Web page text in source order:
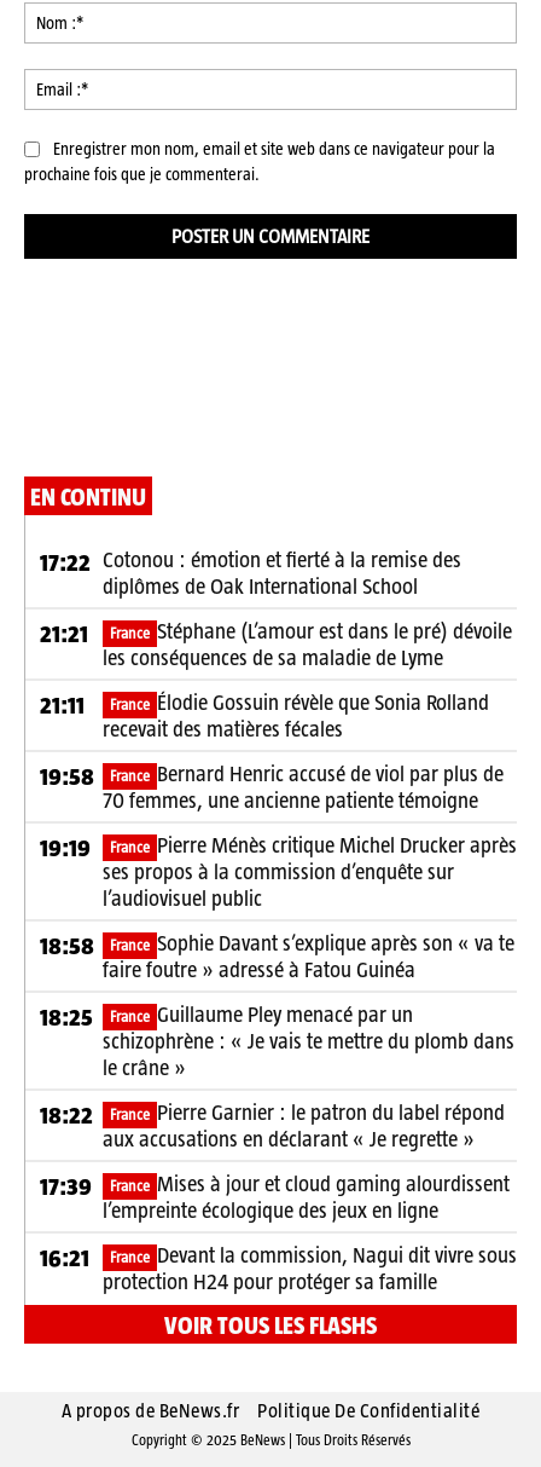
:*
:*
Enregistrer mon nom, email et site web dans ce navigateur pour la
prochaine fois que je commenterai.
EN CONTINU
17:22 Cotonou : émotion et fierté à la remise des
diplômes de Oak International School
21:21 France Stéphane (L’amour est dans le pré) dévoile
les conséquences de sa maladie de Lyme
21:11 France Élodie Gossuin révèle que Sonia Rolland
recevait des matières fécales
19:58 France Bernard Henric accusé de viol par plus de
70 femmes, une ancienne patiente témoigne
19:19 France Pierre Ménès critique Michel Drucker après
ses propos à la commission d’enquête sur
l’audiovisuel public
18:58 France Sophie Davant s’explique après son « va te
faire foutre » adressé à Fatou Guinéa
18:25 France Guillaume Pley menacé par un
schizophrène : « Je vais te mettre du plomb dans
le crâne »
18:22 France Pierre Garnier : le patron du label répond
aux accusations en déclarant « Je regrette »
17:39 France Mises à jour et cloud gaming alourdissent
l’empreinte écologique des jeux en ligne
16:21 France Devant la commission, Nagui dit vivre sous
protection H24 pour protéger sa famille
VOIR TOUS LES FLASHS
A propos de BeNews.fr Politique De Confidentialité
Copyright © 2025 BeNews | Tous Droits Réservés